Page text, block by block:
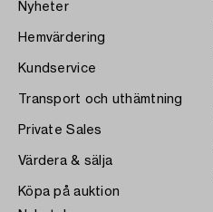
Nyheter
Hemvärdering
Kundservice
Transport och uthämtning
Private Sales
Värdera & sälja
Köpa på auktion